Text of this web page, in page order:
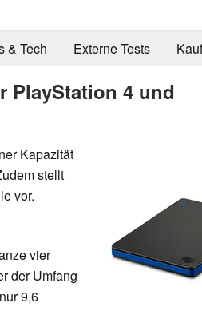
& Tech Externe Tests
PlayStation 4 und
Kapazität
stellt
vor.
vier
der Umfang
9,6